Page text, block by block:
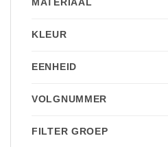
KLEUR
EENHEID
VOLGNUMMER
FILTER GROEP